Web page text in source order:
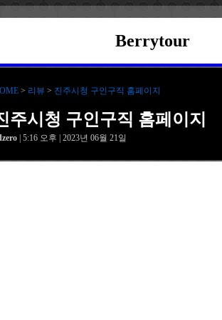
Berrytour
> 리뷰 > 진주시청 구인구직 홈페이지
주시청 구인구직 홈페이지
| 5:16 오후 | 2023년 06월 21일